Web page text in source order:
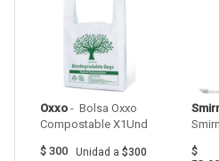
Oxxo - Bolsa Oxxo
$ 300 Unidad a $300
$